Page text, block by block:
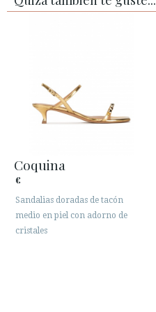
Coquina
€
Sandalias doradas de tacón
medio en piel con adorno de
cristales